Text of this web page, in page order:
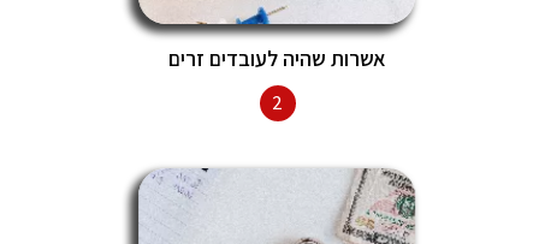
אשרות שהיה לעובדים זרים
2